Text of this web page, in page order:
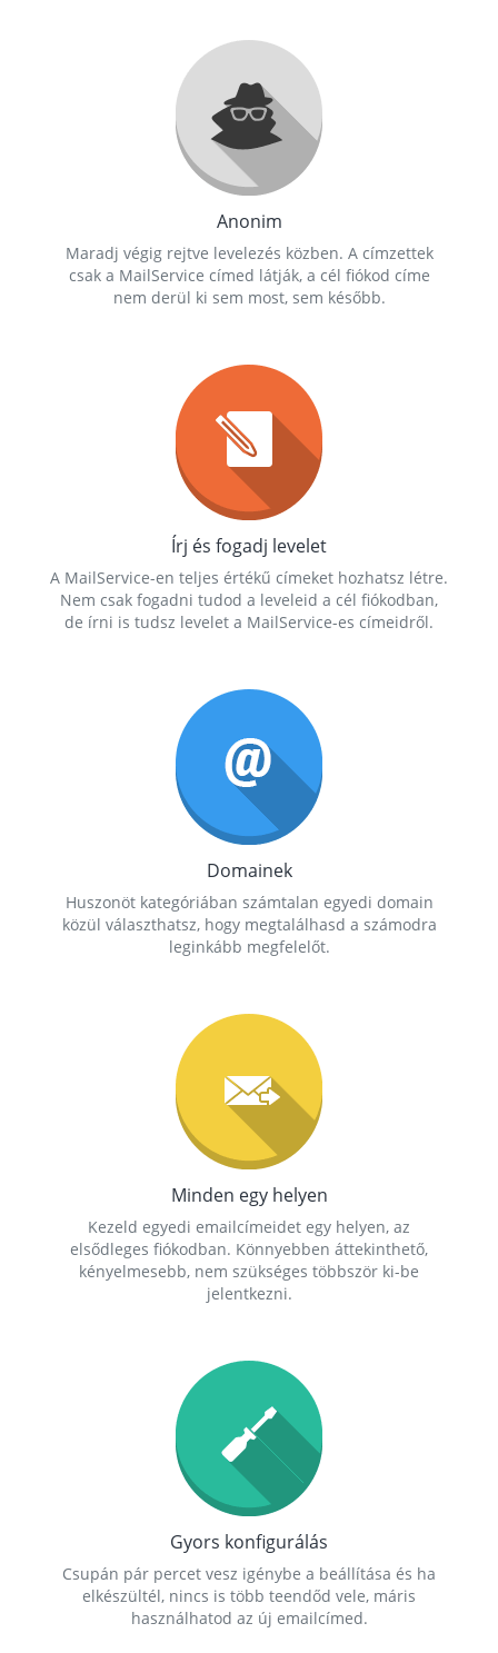
Anonim
Maradj végig rejtve levelezés közben. A címzettek
csak a MailService címed látják, a cél fiókod címe
nem derül ki sem most, sem később.
Írj és fogadj levelet
A MailService-en teljes értékű címeket hozhatsz létre.
Nem csak fogadni tudod a leveleid a cél fiókodban,
de írni is tudsz levelet a MailService-es címeidről.
Domainek
Huszonöt kategóriában számtalan egyedi domain
közül választhatsz, hogy megtalálhasd a számodra
leginkább megfelelőt.
Minden egy helyen
Kezeld egyedi emailcímeidet egy helyen, az
elsődleges fiókodban. Könnyebben áttekinthető,
kényelmesebb, nem szükséges többször ki-be
jelentkezni.
Gyors konfigurálás
Csupán pár percet vesz igénybe a beállítása és ha
elkészültél, nincs is több teendőd vele, máris
használhatod az új emailcímed.